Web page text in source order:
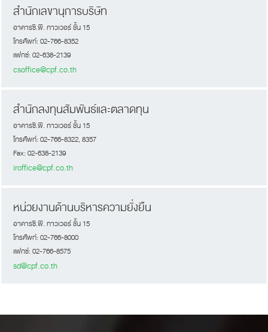
สำนักเลขานุการบริษัท
อาคารซี.พี. ทาวเวอร์ ชั้น 15
โทรศัพท์: 02-766-8352
แฟกซ์: 02-638-2139
csoffice@cpf.co.th
สำนักลงทุนสัมพันธ์และตลาดทุน
อาคารซี.พี. ทาวเวอร์ ชั้น 15
โทรศัพท์: 02-766-8322, 8357
Fax: 02-638-2139
iroffice@cpf.co.th
หน่วยงานด้านบริหารความยั่งยืน
อาคารซี.พี. ทาวเวอร์ ชั้น 15
โทรศัพท์: 02-766-8000
แฟกซ์: 02-766-8575
sd@cpf.co.th